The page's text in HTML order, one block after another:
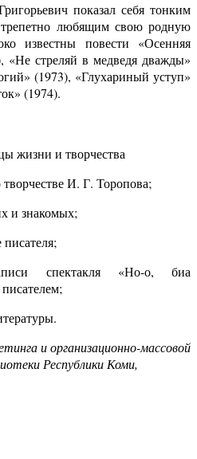
показал себя тонким
любящим свою родную
известны повести «Осенняя
«Не стреляй в медведя дважды»
(1973), «Глухариный уступ»
(1974).
жизни и творчества
И. Г. Торопова;
и знакомых;
писателя;
спектакля «Но-о, биа
и организационно-массовой
Республики Коми,